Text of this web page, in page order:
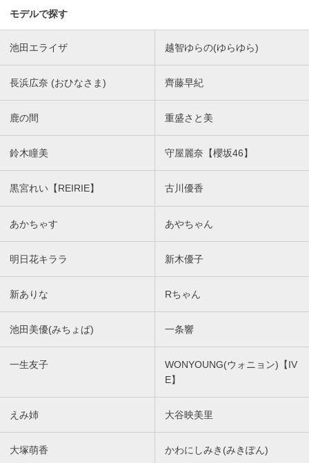
モデルで探す
池田エライザ 越智ゆらの(ゆらゆら)
長浜広奈 (おひなさま) 齊藤早紀
鹿の間 重盛さと美
鈴木瞳美 守屋麗奈【櫻坂46】
黒宮れい【REIRIE】 古川優香
あかちゃす あやちゃん
明日花キララ 新木優子
新ありな Rちゃん
池田美優(みちょぱ) 一条響
一生友子
WONYOUNG(ウォニョン)【IV
E】
えみ姉 大谷映美里
大塚萌香 かわにしみき(みきぽん)